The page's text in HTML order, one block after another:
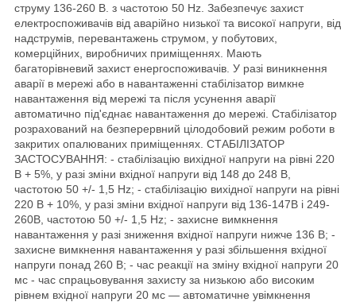
струму 136-260 В. з частотою 50 Hz. Забезпечує захист
електроспоживачів від аварійно низької та високої напруги, від
надструмів, перевантажень струмом, у побутових,
комерційних, виробничих приміщеннях. Мають
багаторівневий захист енергоспоживачів. У разі виникнення
аварії в мережі або в навантаженні стабілізатор вимкне
навантаження від мережі та після усунення аварії
автоматично під'єднає навантаження до мережі. Стабілізатор
розрахований на безперервний цілодобовий режим роботи в
закритих опалюваних приміщеннях. СТАБІЛІЗАТОР
ЗАСТОСУВАННЯ: - стабілізацію вихідної напруги на рівні 220
В + 5%, у разі зміни вхідної напруги від 148 до 248 В,
частотою 50 +/- 1,5 Hz; - стабілізацію вихідної напруги на рівні
220 В + 10%, у разі зміни вхідної напруги від 136-147В і 249-
260В, частотою 50 +/- 1,5 Hz; - захисне вимкнення
навантаження у разі зниження вхідної напруги нижче 136 В; -
захисне вимкнення навантаження у разі збільшення вхідної
напруги понад 260 В; - час реакції на зміну вхідної напруги 20
мс - час спрацьовування захисту за низькою або високим
рівнем вхідної напруги 20 мс — автоматичне увімкнення